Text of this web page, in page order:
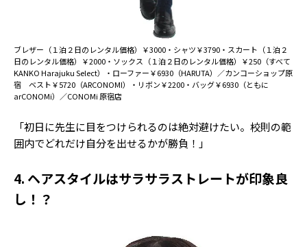
ブレザー（１泊２日のレンタル価格）￥3000・シャツ￥3790・スカート（１泊２
日のレンタル価格）￥2000・ソックス（１泊２日のレンタル価格）￥250（すべて
KANKO Harajuku Select）・ローファー￥6930（HARUTA）／カンコーショップ原
宿 ベスト￥5720（ARCONOMI）・リボン￥2200・バッグ￥6930（ともに
arCONOMi）／CONOMi 原宿店
「初日に先生に目をつけられるのは絶対避けたい。校則の範
囲内でどれだけ自分を出せるかが勝負！」
4. ヘアスタイルはサラサラストレートが印象良
し！？